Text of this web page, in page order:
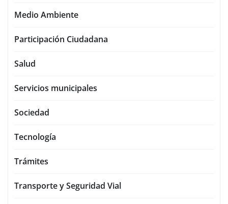
Medio Ambiente
Participación Ciudadana
Salud
Servicios municipales
Sociedad
Tecnología
Trámites
Transporte y Seguridad Vial